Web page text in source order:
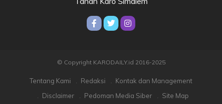
© Copyright KARODAILY.id 2016-2025
Tentang Kami Redaksi
Kontak dan Management
Disclaimer
Pedoman Media Siber Site Map